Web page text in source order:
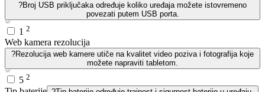
?Broj USB priključaka određuje koliko uređaja možete istovremeno
povezati putem USB porta.
1 2
Web kamera rezolucija
?Rezolucija web kamere utiče na kvalitet video poziva i fotografija koje
možete napraviti tabletom.
5 2